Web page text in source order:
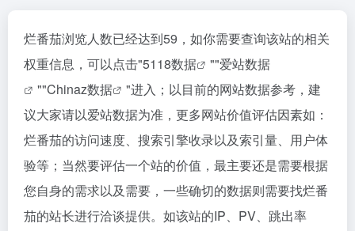
烂番茄浏览人数已经达到59，如你需要查询该站的相关
权重信息，可以点击"5118数据 ""爱站数据
""Chinaz数据
"进入；以目前的网站数据参考，建
议大家请以爱站数据为准，更多网站价值评估因素如：
烂番茄的访问速度、搜索引擎收录以及索引量、用户体
验等；当然要评估一个站的价值，最主要还是需要根据
您自身的需求以及需要，一些确切的数据则需要找烂番
茄的站长进行洽谈提供。如该站的IP、PV、跳出率